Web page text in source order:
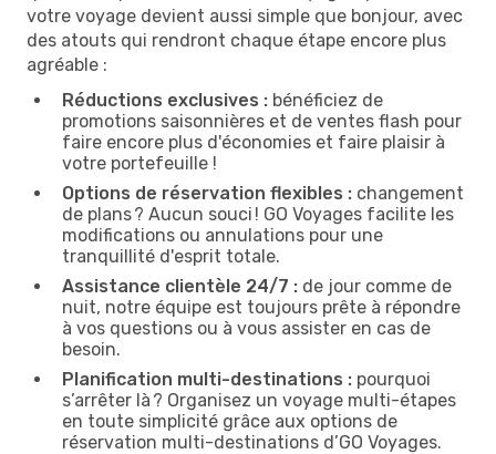
votre voyage devient aussi simple que bonjour, avec
des atouts qui rendront chaque étape encore plus
agréable :
Réductions exclusives : bénéficiez de
promotions saisonnières et de ventes flash pour
faire encore plus d'économies et faire plaisir à
votre portefeuille !
Options de réservation flexibles : changement
de plans ? Aucun souci ! GO Voyages facilite les
modifications ou annulations pour une
tranquillité d'esprit totale.
Assistance clientèle 24/7 : de jour comme de
nuit, notre équipe est toujours prête à répondre
à vos questions ou à vous assister en cas de
besoin.
Planification multi-destinations : pourquoi
s’arrêter là ? Organisez un voyage multi-étapes
en toute simplicité grâce aux options de
réservation multi-destinations d’GO Voyages.